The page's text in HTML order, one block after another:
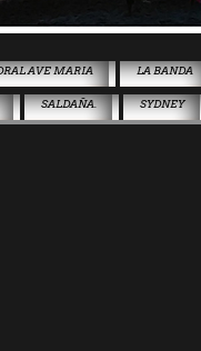
AVE MARIA LA BANDA
SALDAÑA. SYDNEY